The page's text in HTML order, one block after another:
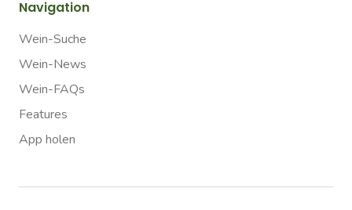
Navigation
Wein-Suche
Wein-News
Wein-FAQs
Features
App holen